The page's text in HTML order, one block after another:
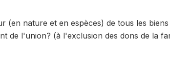
(en nature et en espèces) de tous les
de l'union? (à l'exclusion des dons de la